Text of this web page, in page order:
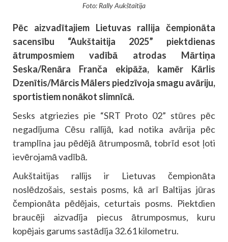
Foto: Rally Aukštaitija
Pēc aizvadītajiem Lietuvas rallija čempionāta
sacensību “Aukštaitija 2025” piektdienas
ātrumposmiem vadībā atrodas Mārtiņa
Seska/Renāra Franča ekipāža, kamēr Kārlis
Dzenītis/Mārcis Mālers piedzīvoja smagu avāriju,
sportistiem nonākot slimnīcā.
Sesks atgriezies pie “SRT Proto 02” stūres pēc
negadījuma Cēsu rallijā, kad notika avārija pēc
tramplīna jau pēdējā ātrumposmā, tobrīd esot ļoti
ievērojamā vadībā.
Aukštaitijas rallijs ir Lietuvas čempionāta
noslēdzošais, sestais posms, kā arī Baltijas jūras
čempionāta pēdējais, ceturtais posms. Piektdien
braucēji aizvadīja piecus ātrumposmus, kuru
kopējais garums sastādīja 32.61 kilometru.